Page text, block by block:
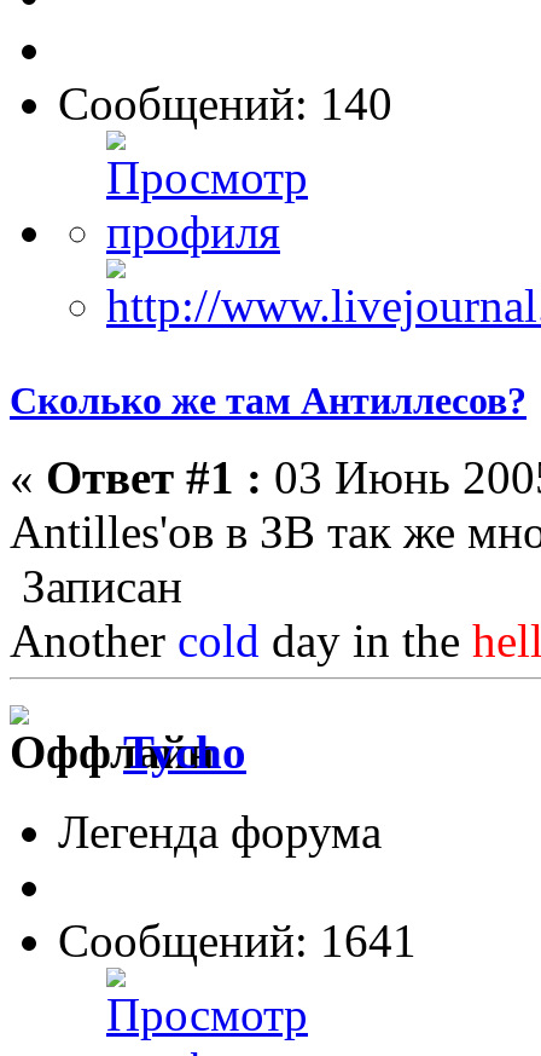
Сообщений: 140
Сколько же там Антиллесов?
« Ответ #1 : 03 Июнь
Antilles'ов в ЗВ так же
Записан
Another cold day in the
Tycho
Легенда форума
Сообщений: 1641